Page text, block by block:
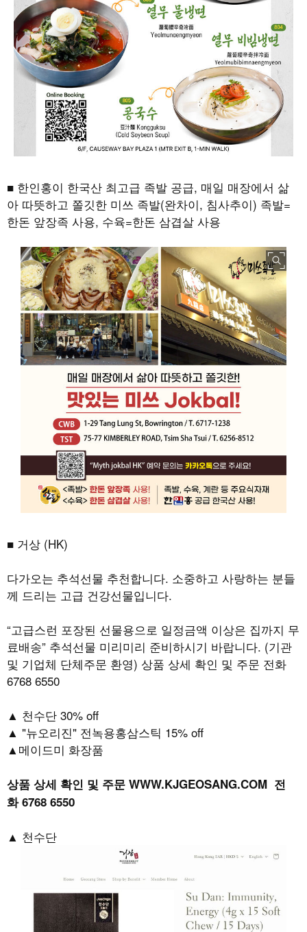
■ 한인홍이 한국산 최고급 족발 공급, 매일 매장에서 삶
아 따뜻하고 쫄깃한 미쓰 족발(완차이, 침사추이) 족발=
한돈 앞장족 사용, 수육=한돈 삼겹살 사용
■ 거상 (HK)
다가오는 추석선물 추천합니다. 소중하고 사랑하는 분들
께 드리는 고급 건강선물입니다.
“고급스런 포장된 선물용으로 일정금액 이상은 집까지 무
료배송” 추석선물 미리미리 준비하시기 바랍니다. (기관
및 기업체 단체주문 환영) 상품 상세 확인 및 주문 전화
6768 6550
▲ 천수단 30% off
▲ "뉴오리진" 전녹용홍삼스틱 15% off
▲메이드미 화장품
상품 상세 확인 및 주문 WWW.KJGEOSANG.COM 전
화6768 6550
▲ 천수단